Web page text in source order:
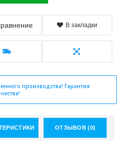
В закладки
производства! Гарантия
ОТЗЫВОВ (0)